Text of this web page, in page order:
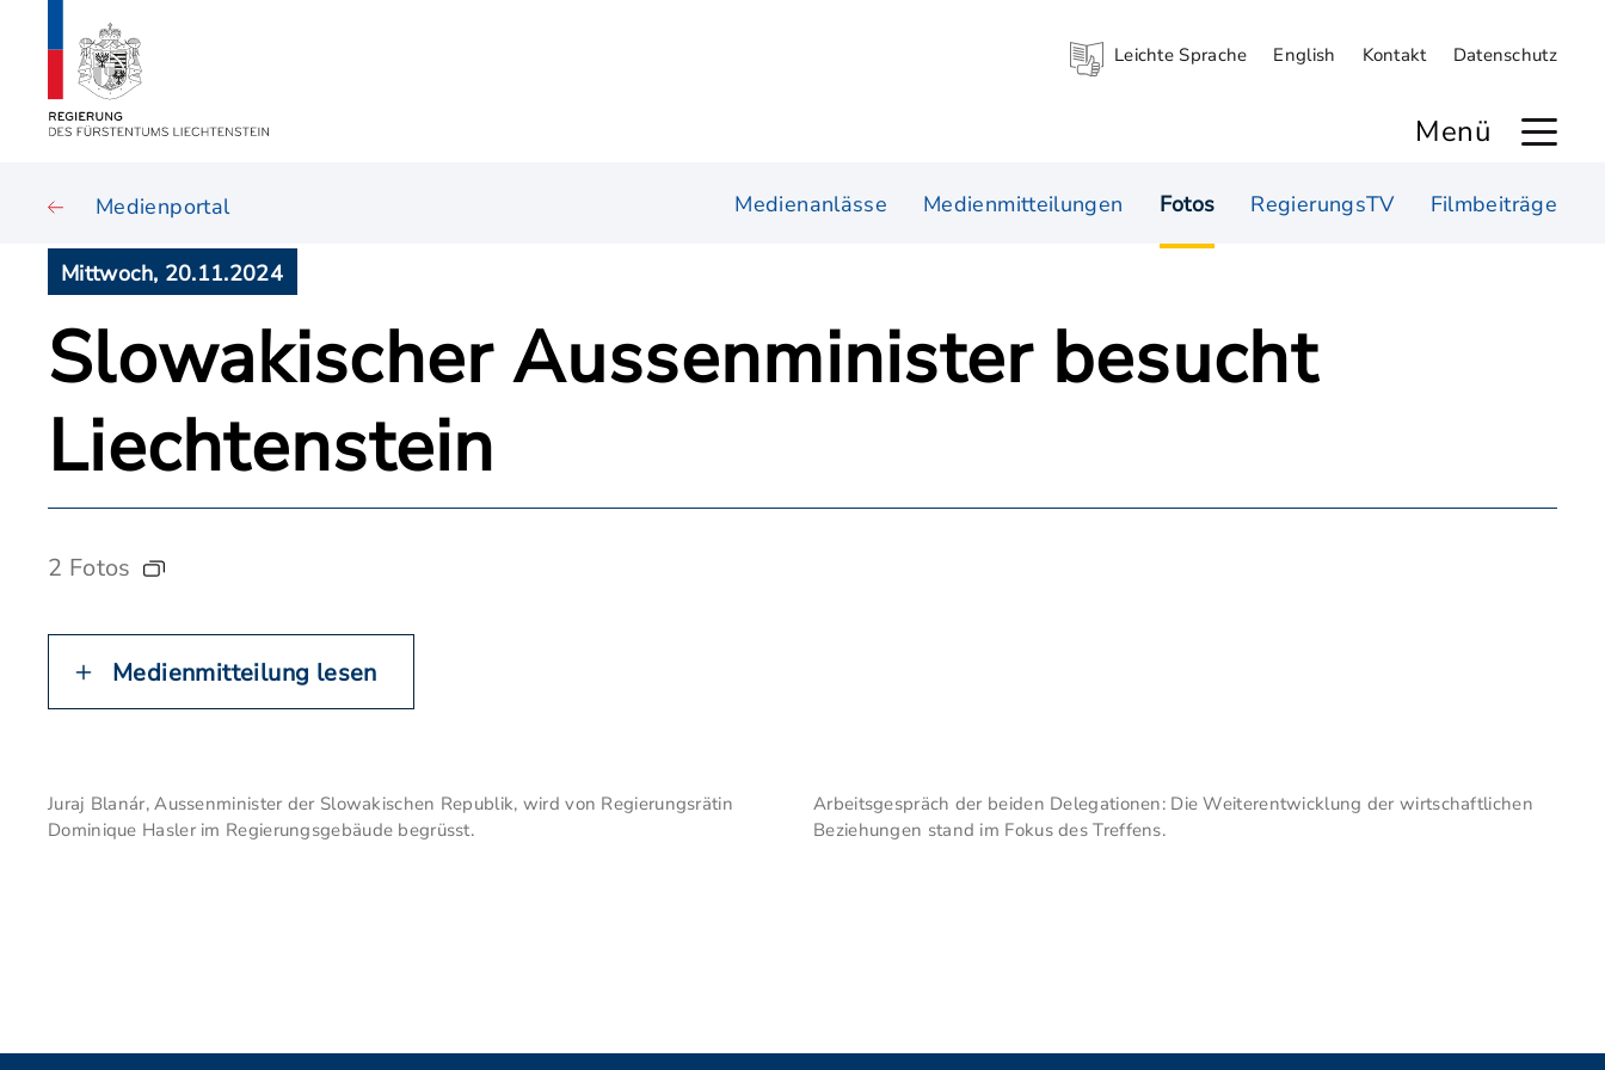
Leichte Sprache English Kontakt Datenschutz
Menü
Medienportal Medienanlässe Medienmitteilungen Fotos RegierungsTV Filmbeiträge
Mittwoch, 20.11.2024
Slowakischer Aussenminister besucht
Liechtenstein
2 Fotos
Medienmitteilung lesen
Juraj Blanár, Aussenminister der Slowakischen Republik, wird von Regierungsrätin
Dominique Hasler im Regierungsgebäude begrüsst.
Arbeitsgespräch der beiden Delegationen: Die Weiterentwicklung der wirtschaftlichen
Beziehungen stand im Fokus des Treffens.